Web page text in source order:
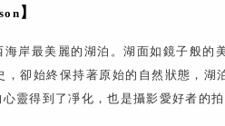
】
岸最美麗的湖泊。湖面如鏡子般
，卻始終保持著原始的自然狀態，
靈得到了凈化，也是攝影愛好者的